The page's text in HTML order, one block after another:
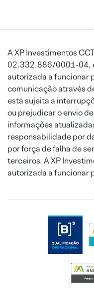
A XP Investimentos
02.332.886/0001-04,
autorizada a funcionar
comunicação através
está sujeita a
ou prejudicar o envio
informações
responsabilidade por
por força de falha de
terceiros. A XP
autorizada a funcionar